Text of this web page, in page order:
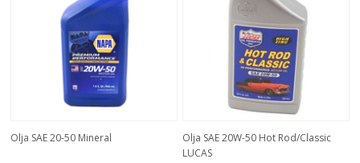
Olja SAE 20-50 Mineral
Olja SAE 20W-50 Hot Rod/Classic
LUCAS